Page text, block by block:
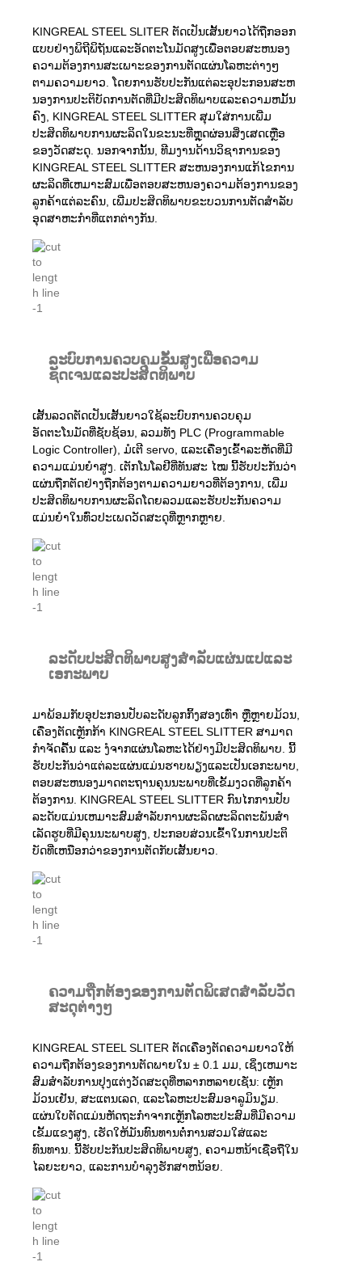
KINGREAL STEEL SLITER ຕັດເປັນເສັ້ນຍາວໄດ້ຖືກອອກ
ແບບຢ່າງພິຖີພິຖັນແລະອັດຕະໂນມັດສູງເພື່ອຕອບສະຫນອງ
ຄວາມຕ້ອງການສະເພາະຂອງການຕັດແຜ່ນໂລຫະຕ່າງໆ
ຕາມຄວາມຍາວ. ໂດຍການຮັບປະກັນແຕ່ລະອຸປະກອນສະຫ
ນອງການປະຕິບັດການຕັດທີ່ມີປະສິດທິພາບແລະຄວາມຫມັ້ນ
ຄົງ, KINGREAL STEEL SLITTER ສຸມໃສ່ການເພີ່ມ
ປະສິດທິພາບການຜະລິດໃນຂະນະທີ່ຫຼຸດຜ່ອນສິ່ງເສດເຫຼືອ
ຂອງວັດສະດຸ. ນອກຈາກນັ້ນ, ທີມງານດ້ານວິຊາການຂອງ
KINGREAL STEEL SLITTER ສະຫນອງການແກ້ໄຂການ
ຜະລິດທີ່ເຫມາະສົມເພື່ອຕອບສະຫນອງຄວາມຕ້ອງການຂອງ
ລູກຄ້າແຕ່ລະຄົນ, ເພີ່ມປະສິດທິພາບຂະບວນການຕັດສໍາລັບ
ອຸດສາຫະກໍາທີ່ແຕກຕ່າງກັນ.
ລະບົບການຄວບຄຸມຂັ້ນສູງເພື່ອຄວາມ
ຊັດເຈນແລະປະສິດທິພາບ
ເສັ້ນລວດຕັດເປັນເສັ້ນຍາວໃຊ້ລະບົບການຄວບຄຸມ
ອັດຕະໂນມັດທີ່ຊັບຊ້ອນ, ລວມທັງ PLC (Programmable
Logic Controller), ມໍເຕີ servo, ແລະເຄື່ອງເຂົ້າລະຫັດທີ່ມີ
ຄວາມແມ່ນຍໍາສູງ. ເຕັກໂນໂລຢີທີ່ທັນສະ ໄໝ ນີ້ຮັບປະກັນວ່າ
ແຜ່ນຖືກຕັດຢ່າງຖືກຕ້ອງຕາມຄວາມຍາວທີ່ຕ້ອງການ, ເພີ່ມ
ປະສິດທິພາບການຜະລິດໂດຍລວມແລະຮັບປະກັນຄວາມ
ແມ່ນຍໍາໃນທົ່ວປະເພດວັດສະດຸທີ່ຫຼາກຫຼາຍ.
ລະດັບປະສິດທິພາບສູງສໍາລັບແຜ່ນແປແລະ
ເອກະພາບ
ມາພ້ອມກັບອຸປະກອນປັບລະດັບລູກກິ້ງສອງເທົ່າ ຫຼືຫຼາຍມ້ວນ,
ເຄື່ອງຕັດເຫຼັກກ້າ KINGREAL STEEL SLITTER ສາມາດ
ກຳຈັດຄື້ນ ແລະ ງໍຈາກແຜ່ນໂລຫະໄດ້ຢ່າງມີປະສິດທິພາບ. ນີ້
ຮັບປະກັນວ່າແຕ່ລະແຜ່ນແມ່ນຮາບພຽງແລະເປັນເອກະພາບ,
ຕອບສະຫນອງມາດຕະຖານຄຸນນະພາບທີ່ເຂັ້ມງວດທີ່ລູກຄ້າ
ຕ້ອງການ. KINGREAL STEEL SLITTER ກົນໄກການປັບ
ລະດັບແມ່ນເຫມາະສົມສໍາລັບການຜະລິດຜະລິດຕະພັນສໍາ
ເລັດຮູບທີ່ມີຄຸນນະພາບສູງ, ປະກອບສ່ວນເຂົ້າໃນການປະຕິ
ບັດທີ່ເຫນືອກວ່າຂອງການຕັດກັບເສັ້ນຍາວ.
ຄວາມຖືກຕ້ອງຂອງການຕັດພິເສດສໍາລັບວັດ
ສະດຸຕ່າງໆ
KINGREAL STEEL SLITER ຕັດເຄື່ອງຕັດຄວາມຍາວໃຫ້
ຄວາມຖືກຕ້ອງຂອງການຕັດພາຍໃນ ± 0.1 ມມ, ເຊິ່ງເຫມາະ
ສົມສໍາລັບການປຸງແຕ່ງວັດສະດຸທີ່ຫລາກຫລາຍເຊັ່ນ: ເຫຼັກ
ມ້ວນເຢັນ, ສະແຕນເລດ, ແລະໂລຫະປະສົມອາລູມິນຽມ.
ແຜ່ນໃບຕັດແມ່ນຫັດຖະກໍາຈາກເຫຼັກໂລຫະປະສົມທີ່ມີຄວາມ
ເຂັ້ມແຂງສູງ, ເຮັດໃຫ້ມັນທົນທານຕໍ່ການສວມໃສ່ແລະ
ທົນທານ. ນີ້ຮັບປະກັນປະສິດທິພາບສູງ, ຄວາມຫນ້າເຊື່ອຖືໃນ
ໄລຍະຍາວ, ແລະການບໍາລຸງຮັກສາຫນ້ອຍ.